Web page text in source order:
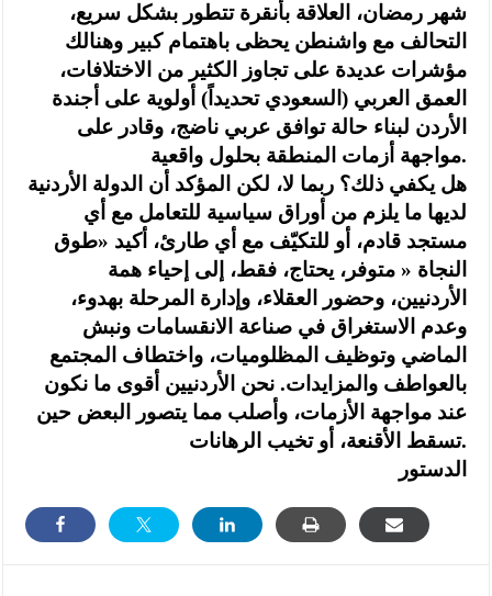
شهر رمضان، العلاقة بأنقرة تتطور بشكل سريع،
التحالف مع واشنطن يحظى باهتمام كبير وهنالك
مؤشرات عديدة على تجاوز الكثير من الاختلافات،
العمق العربي (السعودي تحديداً) أولوية على أجندة
الأردن لبناء حالة توافق عربي ناضج، وقادر على
مواجهة أزمات المنطقة بحلول واقعية.
‏هل يكفي ذلك؟ ربما لا، لكن المؤكد أن الدولة الأردنية
لديها ما يلزم من أوراق سياسية للتعامل مع أي
مستجد قادم، أو للتكيّف مع أي طارئ، أكيد «طوق
النجاة « متوفر، يحتاج، فقط، إلى إحياء همة
الأردنيين، وحضور العقلاء، وإدارة المرحلة بهدوء،
وعدم الاستغراق في صناعة الانقسامات ونبش
الماضي وتوظيف المظلوميات، واختطاف المجتمع
بالعواطف والمزايدات. نحن الأردنيين أقوى ما نكون
عند مواجهة الأزمات، وأصلب مما يتصور البعض حين
تسقط الأقنعة، أو تخيب الرهانات.
الدستور